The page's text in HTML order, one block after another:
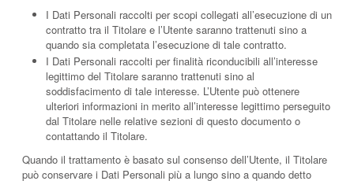
I Dati Personali raccolti per scopi collegati all’esecuzione di un
contratto tra il Titolare e l’Utente saranno trattenuti sino a
quando sia completata l’esecuzione di tale contratto.
I Dati Personali raccolti per finalità riconducibili all’interesse
legittimo del Titolare saranno trattenuti sino al
soddisfacimento di tale interesse. L’Utente può ottenere
ulteriori informazioni in merito all’interesse legittimo perseguito
dal Titolare nelle relative sezioni di questo documento o
contattando il Titolare.
Quando il trattamento è basato sul consenso dell’Utente, il Titolare
può conservare i Dati Personali più a lungo sino a quando detto